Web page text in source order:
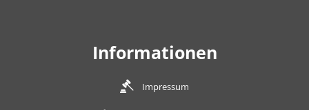
Informationen
Impressum